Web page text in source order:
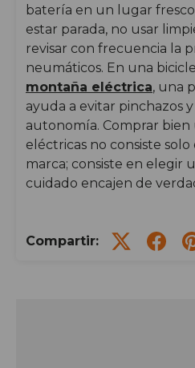
batería en un lugar fresco
estar parada, no usar
revisar con frecuencia la
neumáticos. En una
montaña eléctrica, una
ayuda a evitar pinchazos
autonomía. Comprar bien
eléctricas no consiste
marca; consiste en elegir
cuidado encajen de
Compartir: